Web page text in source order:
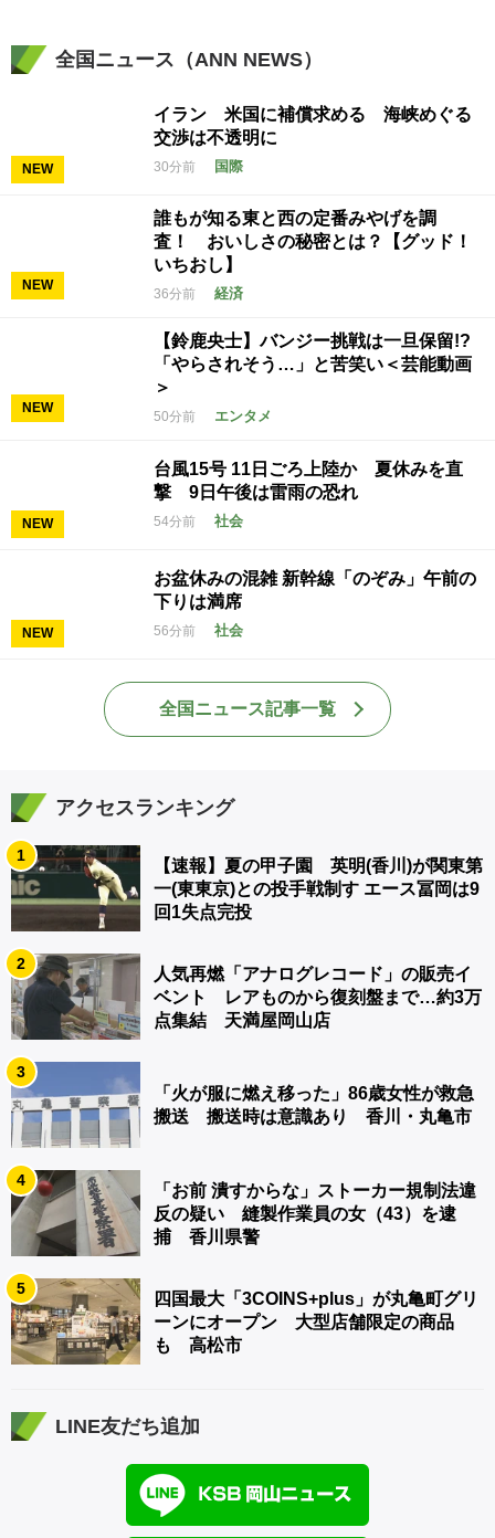
全国ニュース（ANN NEWS）
NEW
イラン 米国に補償求める 海峡めぐる
交渉は不透明に
30分前 国際
NEW
誰もが知る東と西の定番みやげを調
査！ おいしさの秘密とは？【グッド！
いちおし】
36分前 経済
NEW
【鈴鹿央士】バンジー挑戦は一旦保留!?
「やらされそう…」と苦笑い＜芸能動画
＞
50分前 エンタメ
NEW
台風15号 11日ごろ上陸か 夏休みを直
撃 9日午後は雷雨の恐れ
54分前 社会
NEW
お盆休みの混雑 新幹線「のぞみ」午前の
下りは満席
56分前 社会
全国ニュース記事一覧
アクセスランキング
1
【速報】夏の甲子園 英明(香川)が関東第
一(東東京)との投手戦制す エース冨岡は9
回1失点完投
2
人気再燃「アナログレコード」の販売イ
ベント レアものから復刻盤まで…約3万
点集結 天満屋岡山店
3
「火が服に燃え移った」86歳女性が救急
搬送 搬送時は意識あり 香川・丸亀市
4
「お前 潰すからな」ストーカー規制法違
反の疑い 縫製作業員の女（43）を逮
捕 香川県警
5
四国最大「3COINS+plus」が丸亀町グリ
ーンにオープン 大型店舗限定の商品
も 高松市
LINE友だち追加